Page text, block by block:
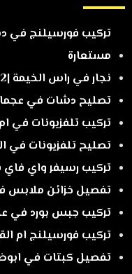
مستعارة
نجار في راس الخيمة |0566713352| نجار ممتاز
تصليح دشات في عجمان
تركيب تلفزيونات في ام
تصليح تلفزيونات في الشارقة
تركيب رسيفر واي فاي في
تفصيل خزائن ملابس في ام
تركيب جبس بورد في عجمان
تركيب فورسيلنج ام القيوين
تفصيل كبتات في ابوظبي